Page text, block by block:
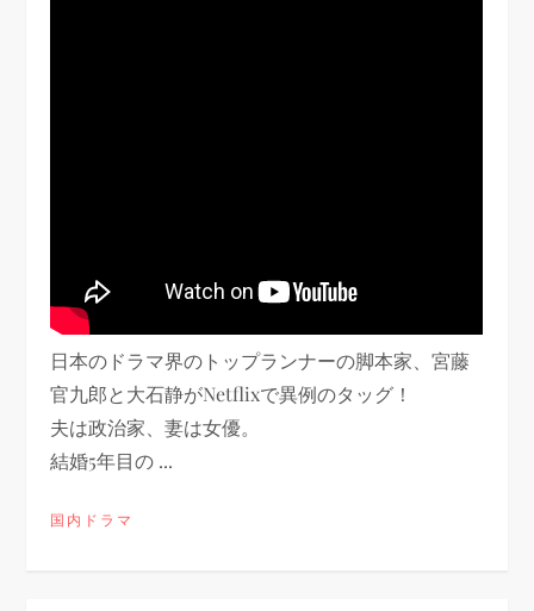
日本のドラマ界のトップランナーの脚本家、宮藤
官九郎と大石静がNetflixで異例のタッグ！
夫は政治家、妻は女優。
結婚5年目の ...
国内ドラマ